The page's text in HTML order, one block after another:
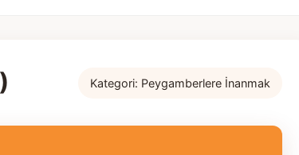
Kategori: Peygamberlere İnanmak